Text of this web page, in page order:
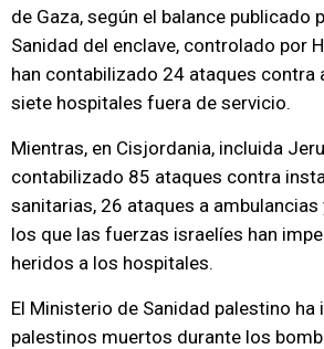
de Gaza, según el balance publicado
Sanidad del enclave, controlado por
han contabilizado 24 ataques contra
siete hospitales fuera de servicio.
Mientras, en Cisjordania, incluida
contabilizado 85 ataques contra
sanitarias, 26 ataques a
los que las fuerzas israelíes han
heridos a los hospitales.
El Ministerio de Sanidad palestino
palestinos muertos durante los